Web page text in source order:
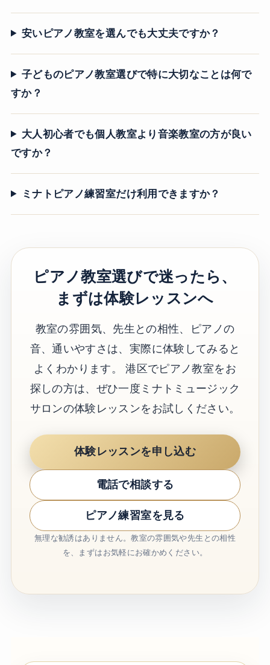
安いピアノ教室を選んでも大丈夫ですか？
子どものピアノ教室選びで特に大切なことは何で
すか？
大人初心者でも個人教室より音楽教室の方が良い
ですか？
ミナトピアノ練習室だけ利用できますか？
ピアノ教室選びで迷ったら、
まずは体験レッスンへ
教室の雰囲気、先生との相性、ピアノの
音、通いやすさは、実際に体験してみると
よくわかります。 港区でピアノ教室をお
探しの方は、ぜひ一度ミナトミュージック
サロンの体験レッスンをお試しください。
体験レッスンを申し込む
電話で相談する
ピアノ練習室を見る
無理な勧誘はありません。教室の雰囲気や先生との相性
を、まずはお気軽にお確かめください。